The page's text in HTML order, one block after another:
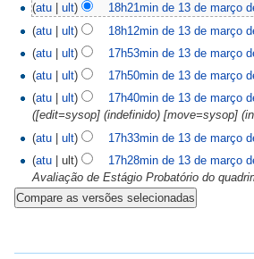
(atu |ult) 18h21min de 13 de março
(atu |ult) 18h12min de 13 de março
(atu |ult) 17h53min de 13 de março
(atu |ult) 17h50min de 13 de março
(atu |ult) 17h40min de 13 de março
([edit=sysop] (indefinido) [move=sysop]
(atu |ult) 17h33min de 13 de março
(atu | ult) 17h28min de 13 de março
Avaliação de Estágio Probatório do